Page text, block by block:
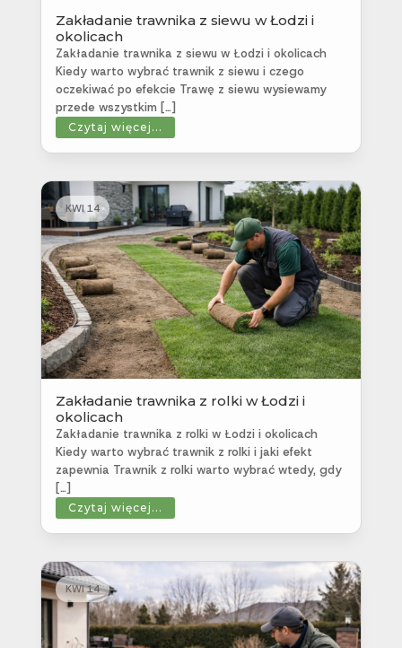
Zakładanie trawnika z siewu w Łodzi i
okolicach
Zakładanie trawnika z siewu w Łodzi i okolicach
Kiedy warto wybrać trawnik z siewu i czego
oczekiwać po efekcie Trawę z siewu wysiewamy
przede wszystkim […]
Czytaj więcej...
KWI 14
Zakładanie trawnika z rolki w Łodzi i
okolicach
Zakładanie trawnika z rolki w Łodzi i okolicach
Kiedy warto wybrać trawnik z rolki i jaki efekt
zapewnia Trawnik z rolki warto wybrać wtedy, gdy
[…]
Czytaj więcej...
KWI 14